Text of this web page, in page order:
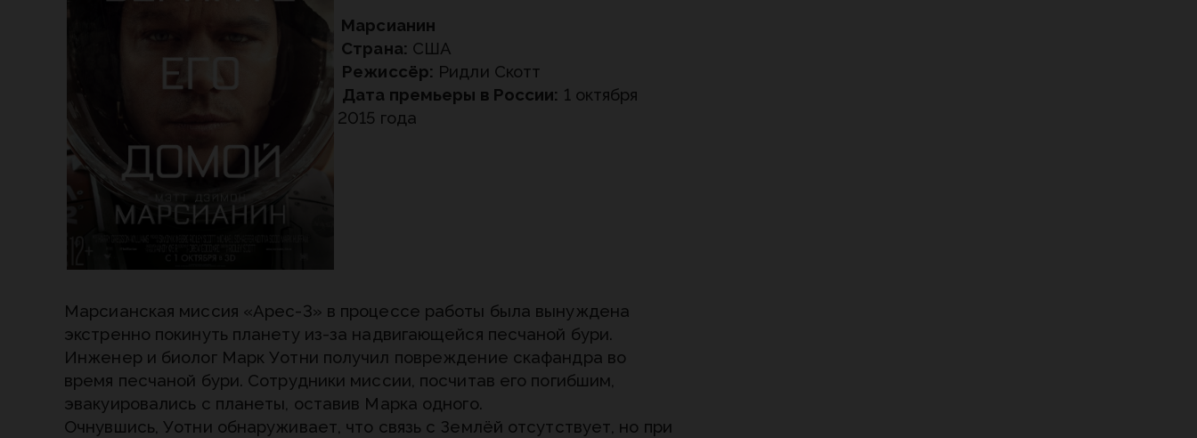
Марсианин
Страна: США
Режиссёр: Ридли Скотт
Дата премьеры в России: 1 октября
2015 года
Марсианская миссия «Арес-3» в процессе работы была вынуждена
экстренно покинуть планету из-за надвигающейся песчаной бури.
Инженер и биолог Марк Уотни получил повреждение скафандра во
время песчаной бури. Сотрудники миссии, посчитав его погибшим,
эвакуировались с планеты, оставив Марка одного.
Очнувшись, Уотни обнаруживает, что связь с Землёй отсутствует, но при